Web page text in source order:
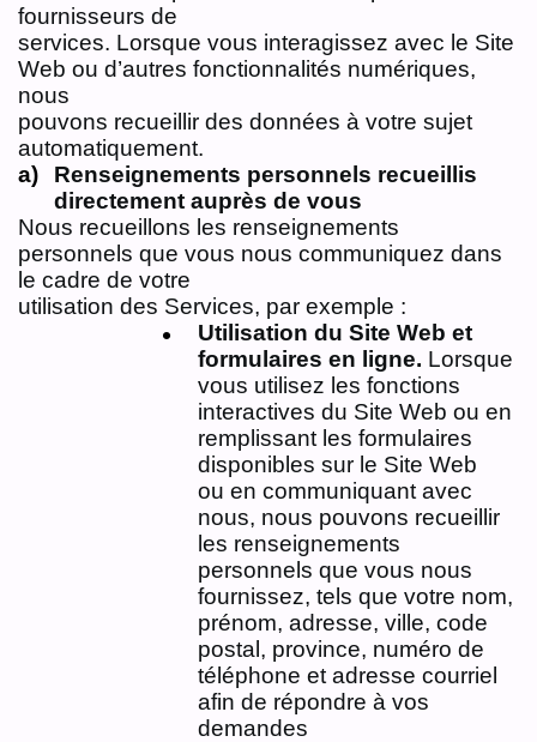
fournisseurs de
services. Lorsque vous interagissez avec le Site
Web ou d’autres fonctionnalités numériques,
nous
pouvons recueillir des données à votre sujet
automatiquement.
Renseignements personnels recueillis
directement auprès de vous
Nous recueillons les renseignements
personnels que vous nous communiquez dans
le cadre de votre
utilisation des Services, par exemple :
Utilisation du Site Web et
formulaires en ligne. Lorsque
vous utilisez les fonctions
interactives du Site Web ou en
remplissant les formulaires
disponibles sur le Site Web
ou en communiquant avec
nous, nous pouvons recueillir
les renseignements
personnels que vous nous
fournissez, tels que votre nom,
prénom, adresse, ville, code
postal, province, numéro de
téléphone et adresse courriel
afin de répondre à vos
demandes